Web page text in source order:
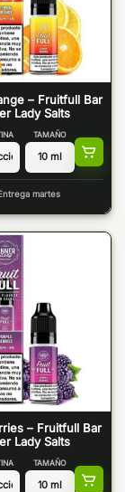
– Fruitfull Bar
Lady Salts
TAMAÑO
martes
– Fruitfull Bar
Lady Salts
TAMAÑO